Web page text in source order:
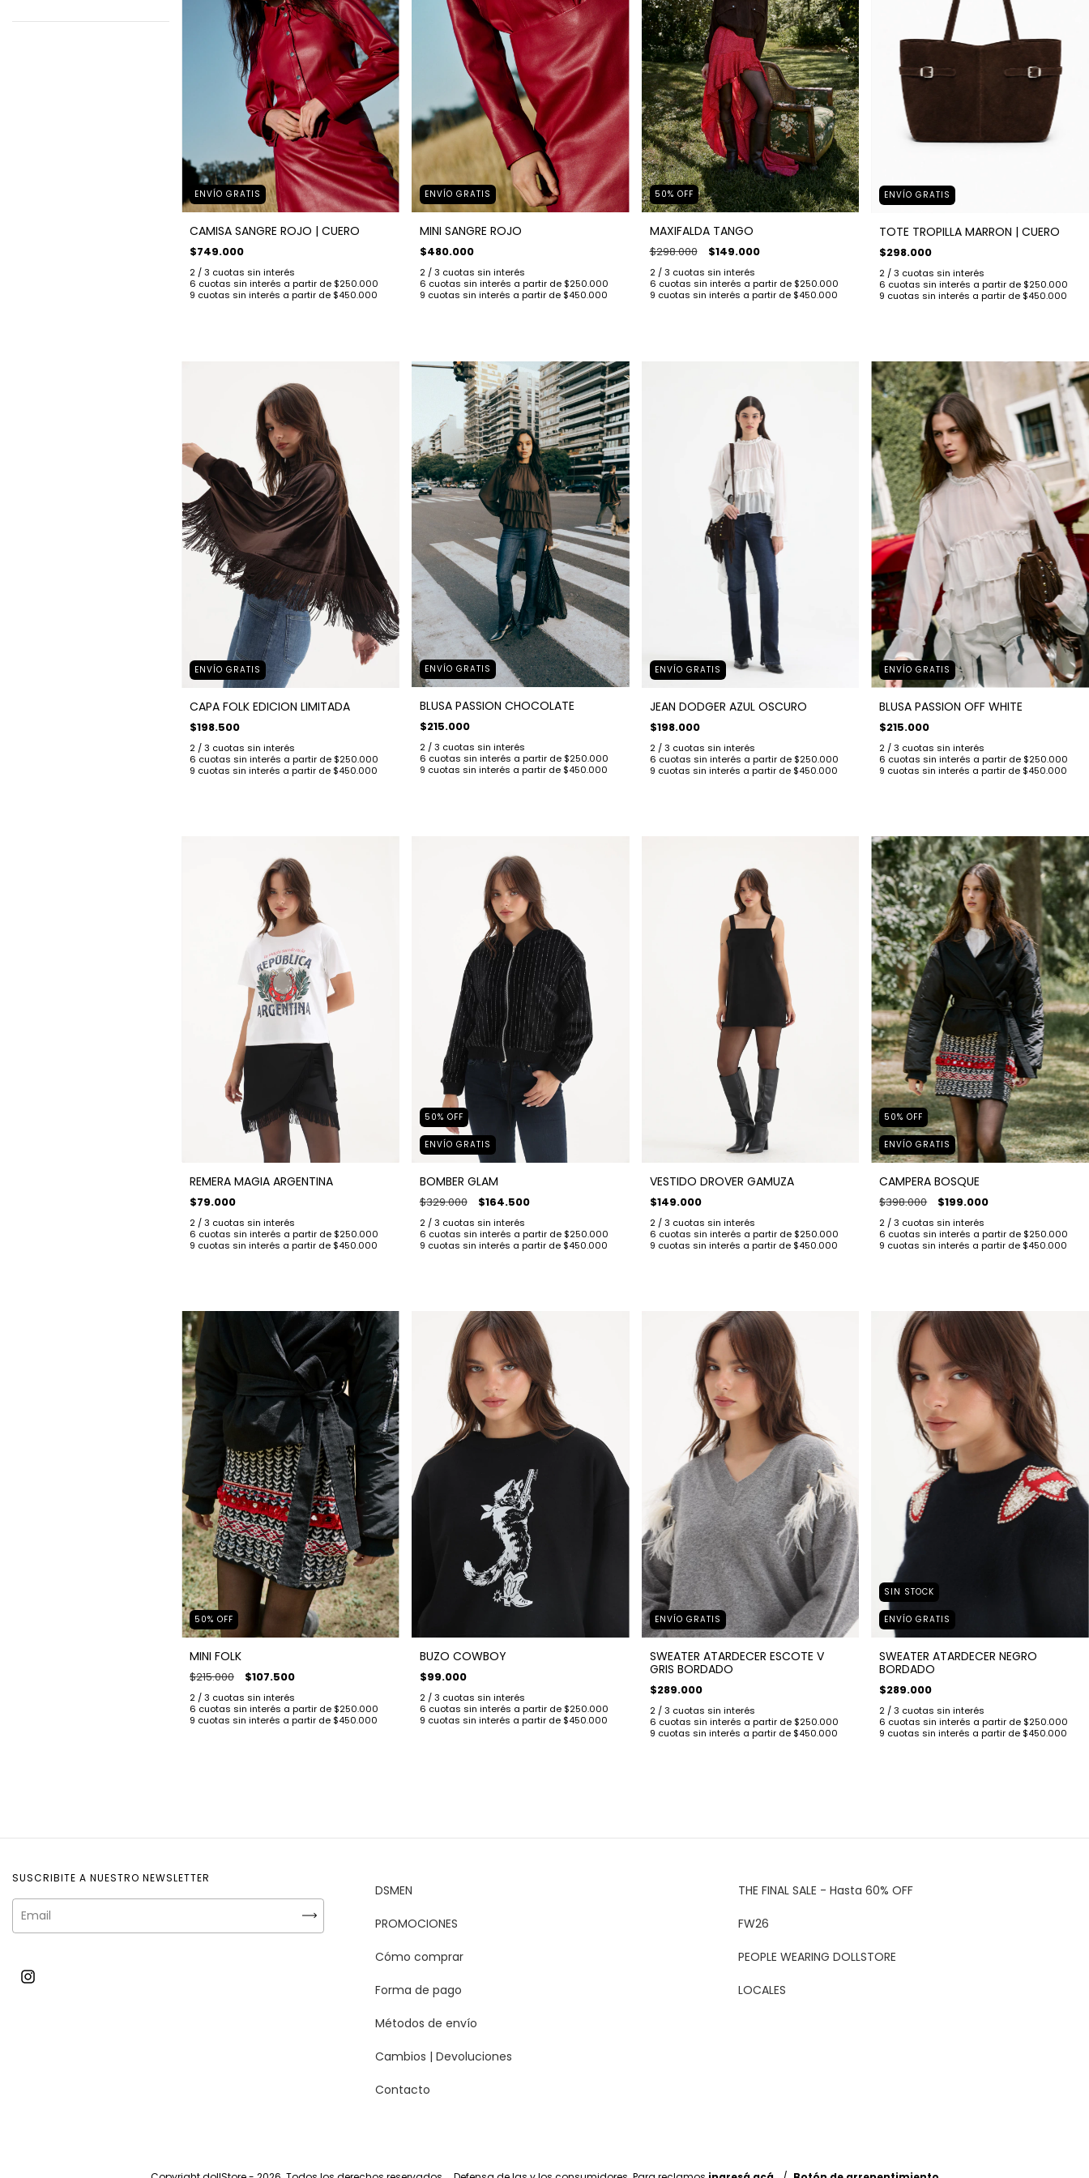
ENVÍO GRATIS
CAMISA SANGRE ROJO | CUERO
$749.000
ENVÍO GRATIS
MINI SANGRE ROJO
$480.000
50% OFF
MAXIFALDA TANGO
$298.000 $149.000
ENVÍO GRATIS
TOTE TROPILLA MARRON | CUERO
$298.000
ENVÍO GRATIS
CAPA FOLK EDICION LIMITADA
$198.500
ENVÍO GRATIS
BLUSA PASSION CHOCOLATE
$215.000
ENVÍO GRATIS
JEAN DODGER AZUL OSCURO
$198.000
ENVÍO GRATIS
BLUSA PASSION OFF WHITE
$215.000
REMERA MAGIA ARGENTINA
$79.000
50% OFF
ENVÍO GRATIS
BOMBER GLAM
$329.000 $164.500
VESTIDO DROVER GAMUZA
$149.000
50%OFF
ENVÍO GRATIS
CAMPERA BOSQUE
$398.000 $199.000
50% OFF
MINI FOLK
$215.000 $107.500
BUZO COWBOY
$99.000
ENVÍO GRATIS
SWEATER ATARDECER ESCOTE V
GRIS BORDADO
$289.000
SIN STOCK
ENVÍO GRATIS
SWEATER ATARDECER NEGRO
BORDADO
$289.000
SUSCRIBITE A NUESTRO NEWSLETTER
DSMEN
PROMOCIONES
Cómo comprar
Forma de pago
Métodos de envío
Cambios | Devoluciones
Contacto
THE FINAL SALE - Hasta 60% OFF
FW26
PEOPLE WEARING DOLLSTORE
LOCALES